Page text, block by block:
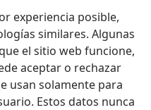
experiencia posible,
similares. Algunas
el sitio web funcione,
aceptar o rechazar
usan solamente para
Estos datos nunca
Watchtower™